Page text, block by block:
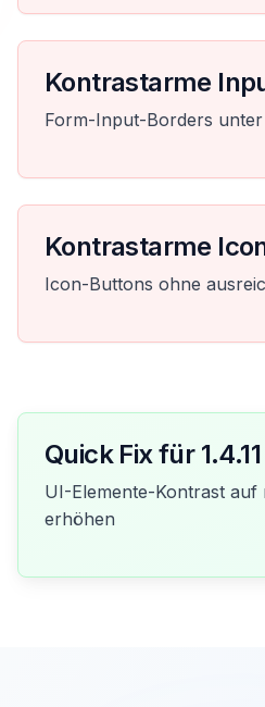
Kontrastarme
Form-Input-Borders unter
Kontrastarme
Icon-Buttons ohne
Quick Fix für 1.4.11
UI-Elemente-Kontrast auf
erhöhen